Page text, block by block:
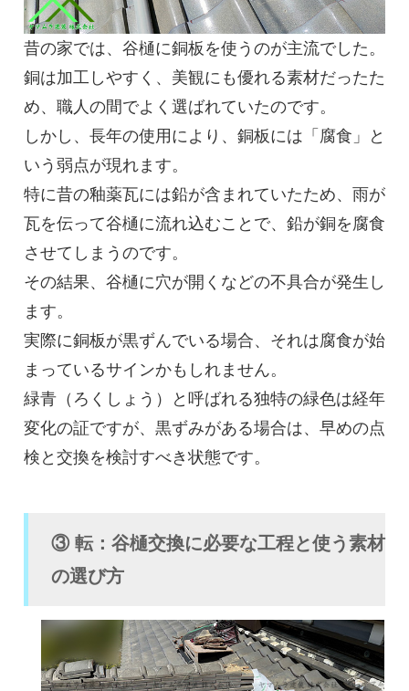
昔の家では、谷樋に銅板を使うのが主流でした。
銅は加工しやすく、美観にも優れる素材だったた
め、職人の間でよく選ばれていたのです。
しかし、長年の使用により、銅板には「腐食」と
いう弱点が現れます。
特に昔の釉薬瓦には鉛が含まれていたため、雨が
瓦を伝って谷樋に流れ込むことで、鉛が銅を腐食
させてしまうのです。
その結果、谷樋に穴が開くなどの不具合が発生し
ます。
実際に銅板が黒ずんでいる場合、それは腐食が始
まっているサインかもしれません。
緑青（ろくしょう）と呼ばれる独特の緑色は経年
変化の証ですが、黒ずみがある場合は、早めの点
検と交換を検討すべき状態です。
③ 転：谷樋交換に必要な工程と使う素材
の選び方